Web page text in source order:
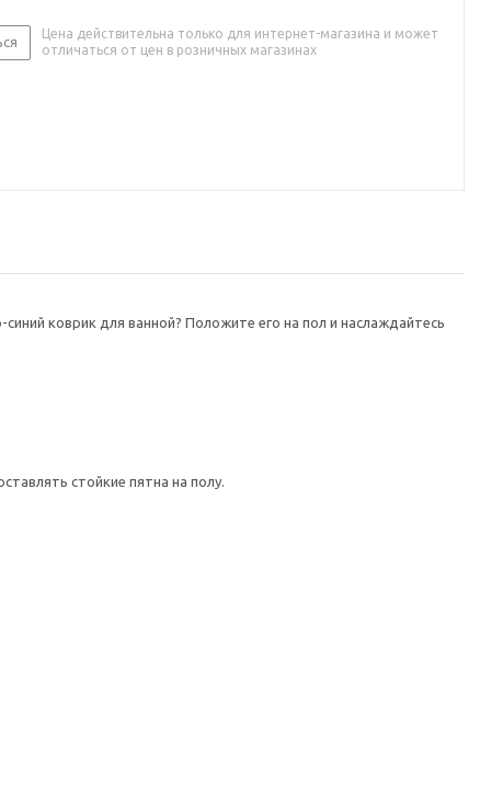
Цена действительна только для интернет-магазина и может
отличаться от цен в розничных магазинах
коврик для ванной? Положите его на пол и наслаждайтесь
стойкие пятна на полу.